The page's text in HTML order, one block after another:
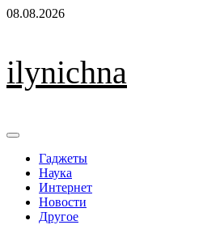
Перейти
08.08.2026
ilynichna
Основное
Гаджеты
Наука
Интернет
Новости
Другое